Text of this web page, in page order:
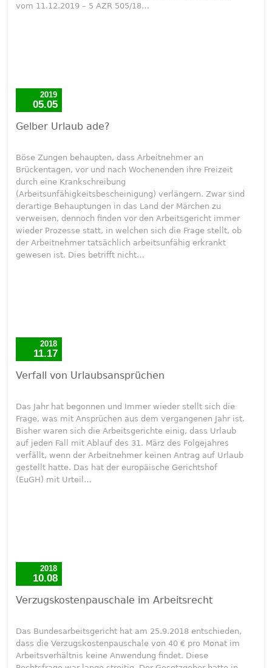
vom 11.12.2019 – 5 AZR 505/18…
2019
05.05
Gelber Urlaub ade?
Böse Zungen behaupten, dass Arbeitnehmer an
Brückentagen, vor und nach Wochenenden ihre Freizeit
durch eine Krankschreibung
(Arbeitsunfähigkeitsbescheinigung) verlängern. Zwar sind
derartige Behauptungen in das Land der Märchen zu
verweisen, dennoch finden vor den Arbeitsgericht immer
wieder Prozesse statt, in welchen sich die Frage stellt, ob
der Arbeitnehmer tatsächlich arbeitsunfähig erkrankt
gewesen ist. Dies betrifft nicht…
2018
11.17
Verfall von Urlaubsansprüchen
Das Jahr hat begonnen und Immer wieder stellt sich die
Frage, was mit Ansprüchen aus dem vergangenen Jahr ist.
Bisher waren sich die Arbeitsgerichte einig, dass Urlaub
auf jeden Fall mit Ablauf des 31. März des Folgejahres
verfällt, wenn der Arbeitnehmer keinen Antrag auf Urlaub
gestellt hatte. Das hat der europäische Gerichtshof
(EuGH) mit Urteil…
2018
10.08
Verzugskostenpauschale im Arbeitsrecht
Das Bundesarbeitsgericht hat am 25.9.2018 entschieden,
dass die Verzugskostenpauschale von 40 € pro Monat im
Arbeitsverhältnis keine Anwendung findet. Diese